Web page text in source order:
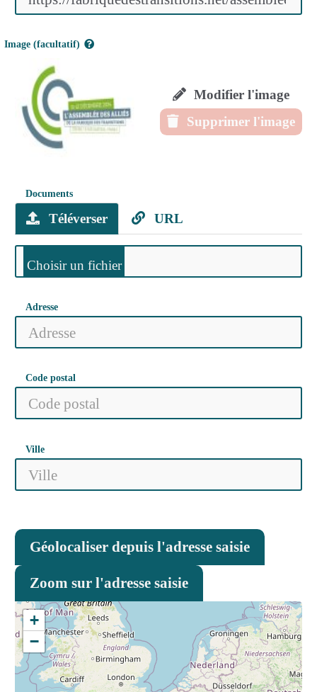
Image (facultatif)
Modifier l'image
Supprimer l'image
Documents
Téléverser URL
Adresse
Code postal
Ville
Géolocaliser depuis l'adresse saisie
Zoom sur l'adresse saisie
+
−